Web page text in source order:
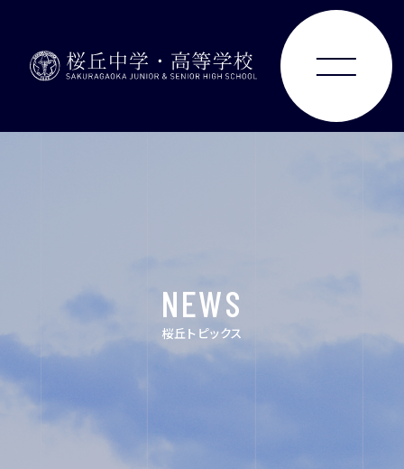
SCHOOL LIFE
ACHIEVEMENTS
FOR EXAMINEES
INFORMATION
NEWS
桜丘トピックス